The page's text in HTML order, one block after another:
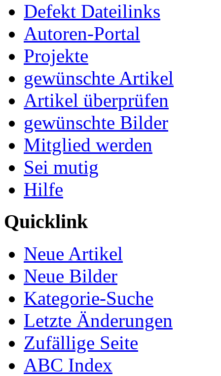
Defekt Dateilinks
Autoren-Portal
Projekte
gewünschte Artikel
Artikel überprüfen
gewünschte Bilder
Mitglied werden
Sei mutig
Hilfe
Quicklink
Neue Artikel
Neue Bilder
Kategorie-Suche
Letzte Änderungen
Zufällige Seite
ABC Index